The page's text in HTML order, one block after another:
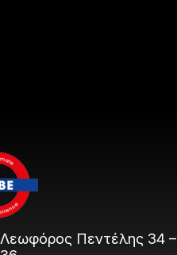
Λεωφόρος Πεντέλης 34 –